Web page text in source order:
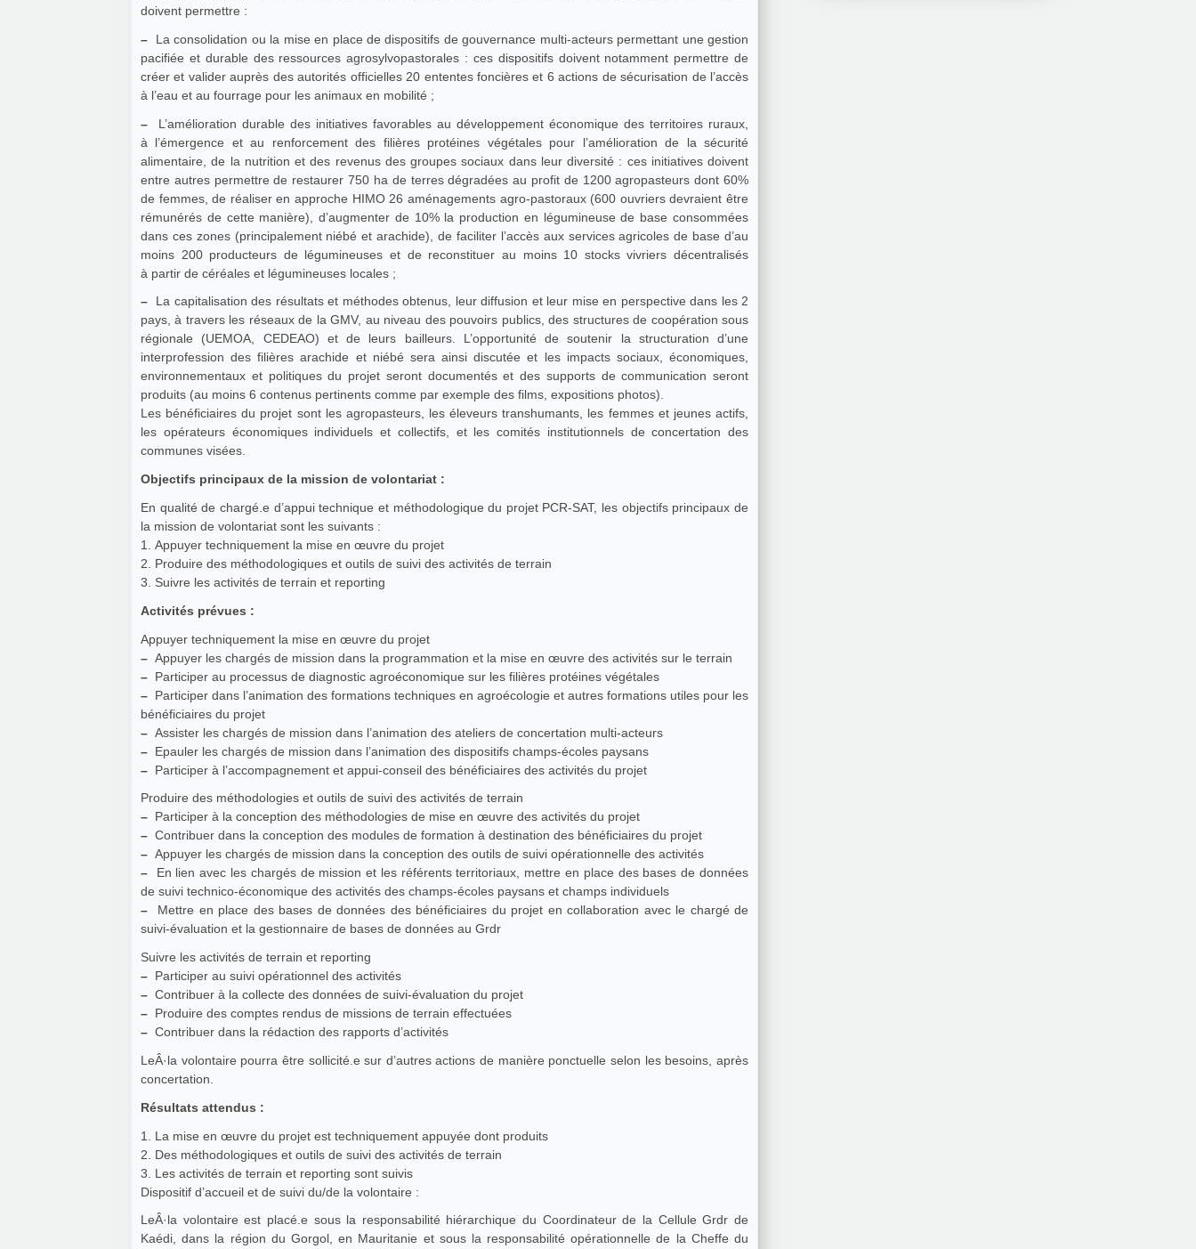
doivent permettre :
– La consolidation ou la mise en place de dispositifs de gouvernance multi-acteurs permettant une gestion
pacifiée et durable des ressources agrosylvopastorales : ces dispositifs doivent notamment permettre de
créer et valider auprès des autorités officielles 20 ententes foncières et 6 actions de sécurisation de l’accès
à l’eau et au fourrage pour les animaux en mobilité ;
– L’amélioration durable des initiatives favorables au développement économique des territoires ruraux,
à l’émergence et au renforcement des filières protéines végétales pour l’amélioration de la sécurité
alimentaire, de la nutrition et des revenus des groupes sociaux dans leur diversité : ces initiatives doivent
entre autres permettre de restaurer 750 ha de terres dégradées au profit de 1200 agropasteurs dont 60%
de femmes, de réaliser en approche HIMO 26 aménagements agro-pastoraux (600 ouvriers devraient être
rémunérés de cette manière), d’augmenter de 10% la production en légumineuse de base consommées
dans ces zones (principalement niébé et arachide), de faciliter l’accès aux services agricoles de base d’au
moins 200 producteurs de légumineuses et de reconstituer au moins 10 stocks vivriers décentralisés
à partir de céréales et légumineuses locales ;
– La capitalisation des résultats et méthodes obtenus, leur diffusion et leur mise en perspective dans les 2
pays, à travers les réseaux de la GMV, au niveau des pouvoirs publics, des structures de coopération sous
régionale (UEMOA, CEDEAO) et de leurs bailleurs. L’opportunité de soutenir la structuration d’une
interprofession des filières arachide et niébé sera ainsi discutée et les impacts sociaux, économiques,
environnementaux et politiques du projet seront documentés et des supports de communication seront
produits (au moins 6 contenus pertinents comme par exemple des films, expositions photos).
Les bénéficiaires du projet sont les agropasteurs, les éleveurs transhumants, les femmes et jeunes actifs,
les opérateurs économiques individuels et collectifs, et les comités institutionnels de concertation des
communes visées.
Objectifs principaux de la mission de volontariat :
En qualité de chargé.e d’appui technique et méthodologique du projet PCR-SAT, les objectifs principaux de
la mission de volontariat sont les suivants :
1. Appuyer techniquement la mise en œuvre du projet
2. Produire des méthodologiques et outils de suivi des activités de terrain
3. Suivre les activités de terrain et reporting
Activités prévues :
Appuyer techniquement la mise en œuvre du projet
– Appuyer les chargés de mission dans la programmation et la mise en œuvre des activités sur le terrain
– Participer au processus de diagnostic agroéconomique sur les filières protéines végétales
– Participer dans l’animation des formations techniques en agroécologie et autres formations utiles pour les
bénéficiaires du projet
– Assister les chargés de mission dans l’animation des ateliers de concertation multi-acteurs
– Epauler les chargés de mission dans l’animation des dispositifs champs-écoles paysans
– Participer à l’accompagnement et appui-conseil des bénéficiaires des activités du projet
Produire des méthodologies et outils de suivi des activités de terrain
– Participer à la conception des méthodologies de mise en œuvre des activités du projet
– Contribuer dans la conception des modules de formation à destination des bénéficiaires du projet
– Appuyer les chargés de mission dans la conception des outils de suivi opérationnelle des activités
– En lien avec les chargés de mission et les référents territoriaux, mettre en place des bases de données
de suivi technico-économique des activités des champs-écoles paysans et champs individuels
– Mettre en place des bases de données des bénéficiaires du projet en collaboration avec le chargé de
suivi-évaluation et la gestionnaire de bases de données au Grdr
Suivre les activités de terrain et reporting
– Participer au suivi opérationnel des activités
– Contribuer à la collecte des données de suivi-évaluation du projet
– Produire des comptes rendus de missions de terrain effectuées
– Contribuer dans la rédaction des rapports d’activités
LeÂ·la volontaire pourra être sollicité.e sur d’autres actions de manière ponctuelle selon les besoins, après
concertation.
Résultats attendus :
1. La mise en œuvre du projet est techniquement appuyée dont produits
2. Des méthodologiques et outils de suivi des activités de terrain
3. Les activités de terrain et reporting sont suivis
Dispositif d’accueil et de suivi du/de la volontaire :
LeÂ·la volontaire est placé.e sous la responsabilité hiérarchique du Coordinateur de la Cellule Grdr de
Kaédi, dans la région du Gorgol, en Mauritanie et sous la responsabilité opérationnelle de la Cheffe du